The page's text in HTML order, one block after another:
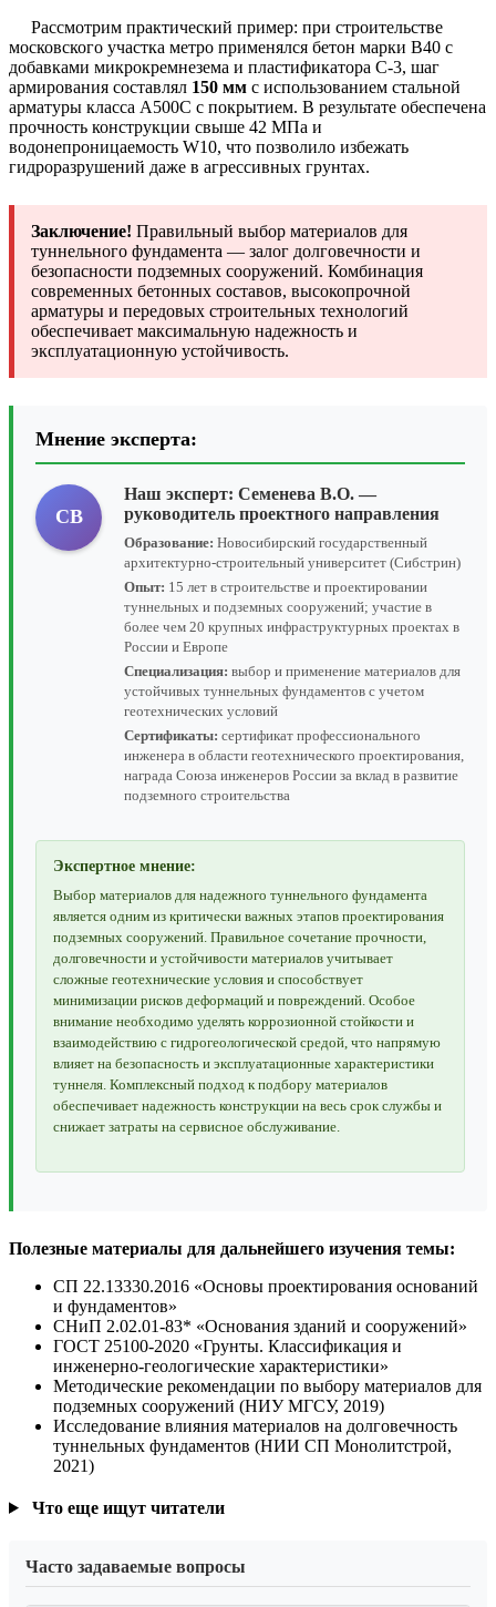
Рассмотрим практический пример: при строительстве
московского участка метро применялся бетон марки В40 с
добавками микрокремнезема и пластификатора С-3, шаг
армирования составлял 150 мм с использованием стальной
арматуры класса А500С с покрытием. В результате обеспечена
прочность конструкции свыше 42 МПа и
водонепроницаемость W10, что позволило избежать
гидроразрушений даже в агрессивных грунтах.
Заключение! Правильный выбор материалов для
туннельного фундамента — залог долговечности и
безопасности подземных сооружений. Комбинация
современных бетонных составов, высокопрочной
арматуры и передовых строительных технологий
обеспечивает максимальную надежность и
эксплуатационную устойчивость.
Мнение эксперта:
СВ
Наш эксперт: Семенева В.О. —
руководитель проектного направления
Образование: Новосибирский государственный
архитектурно-строительный университет (Сибстрин)
Опыт: 15 лет в строительстве и проектировании
туннельных и подземных сооружений; участие в
более чем 20 крупных инфраструктурных проектах в
России и Европе
Специализация: выбор и применение материалов для
устойчивых туннельных фундаментов с учетом
геотехнических условий
Сертификаты: сертификат профессионального
инженера в области геотехнического проектирования,
награда Союза инженеров России за вклад в развитие
подземного строительства
Экспертное мнение:
Выбор материалов для надежного туннельного фундамента
является одним из критически важных этапов проектирования
подземных сооружений. Правильное сочетание прочности,
долговечности и устойчивости материалов учитывает
сложные геотехнические условия и способствует
минимизации рисков деформаций и повреждений. Особое
внимание необходимо уделять коррозионной стойкости и
взаимодействию с гидрогеологической средой, что напрямую
влияет на безопасность и эксплуатационные характеристики
туннеля. Комплексный подход к подбору материалов
обеспечивает надежность конструкции на весь срок службы и
снижает затраты на сервисное обслуживание.
Полезные материалы для дальнейшего изучения темы:
СП 22.13330.2016 «Основы проектирования оснований
и фундаментов»
СНиП 2.02.01-83* «Основания зданий и сооружений»
ГОСТ 25100-2020 «Грунты. Классификация и
инженерно-геологические характеристики»
Методические рекомендации по выбору материалов для
подземных сооружений (НИУ МГСУ, 2019)
Исследование влияния материалов на долговечность
туннельных фундаментов (НИИ СП Монолитстрой,
2021)
Что еще ищут читатели
Часто задаваемые вопросы